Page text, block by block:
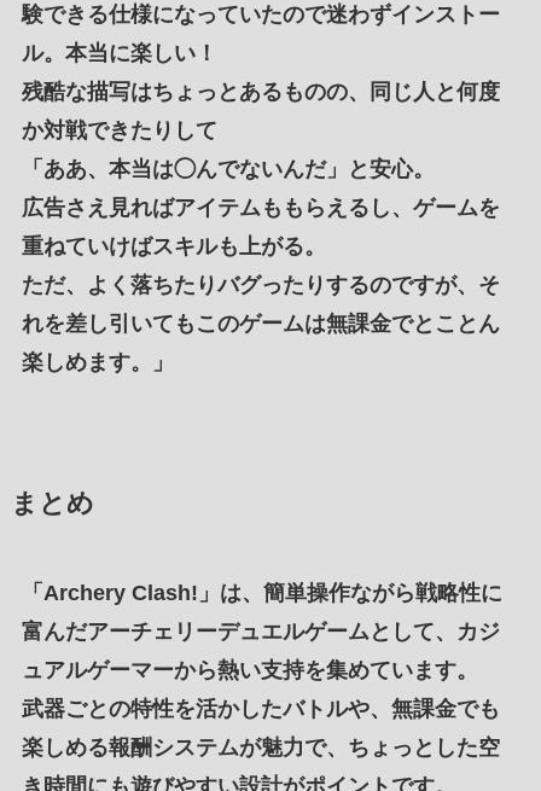
験できる仕様になっていたので迷わずインストー
ル。本当に楽しい！
残酷な描写はちょっとあるものの、同じ人と何度
か対戦できたりして
「ああ、本当は◯んでないんだ」と安心。
広告さえ見ればアイテムももらえるし、ゲームを
重ねていけばスキルも上がる。
ただ、よく落ちたりバグったりするのですが、そ
れを差し引いてもこのゲームは無課金でとことん
楽しめます。」
まとめ
「 Archery Clash! 」は、 簡単操作ながら戦略性に
富んだアーチェリーデュエルゲーム として、
カジ
ュアルゲーマーから熱い支持を集めています。
武器ごとの特性を活かしたバトルや、 無課金でも
楽しめる報酬システムが魅力で、ちょっとした空
き時間にも遊びやすい設計がポイント です。